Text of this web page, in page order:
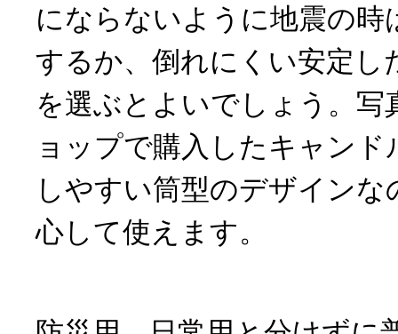
にならないように地震の時
するか、倒れにくい安定し
を選ぶとよいでしょう。写
ョップで購入したキャン
しやすい筒型のデザイン
心して使えます。